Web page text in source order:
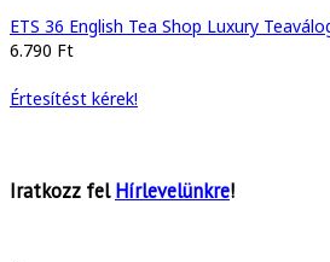
ETS 36 English Tea Shop Luxury
6.790 Ft
Értesítést kérek!
Iratkozz felHírlevelünkre!